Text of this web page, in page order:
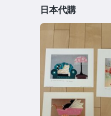
日本代購